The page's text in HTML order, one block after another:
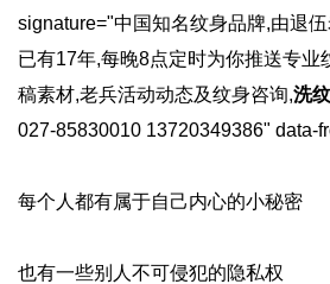
signature="中国知名纹身品牌,由退
已有17年,每晚8点定时为你推送专业
稿素材,老兵活动动态及纹身咨询,洗
027-85830010 13720349386" data-
每个人都有属于自己内心的小秘密
也有一些别人不可侵犯的隐私权